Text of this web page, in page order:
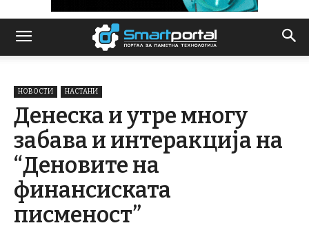
НОВОСТИ НАСТАНИ
Денеска и утре многу
забава и интеракција на
“Деновите на
финансиската
писменост”